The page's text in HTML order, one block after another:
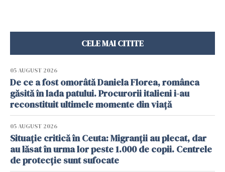
CELE MAI CITITE
05 AUGUST 2026
De ce a fost omorâtă Daniela Florea, românca
găsită în lada patului. Procurorii italieni i-au
reconstituit ultimele momente din viață
05 AUGUST 2026
Situație critică în Ceuta: Migranții au plecat, dar
au lăsat în urma lor peste 1.000 de copii. Centrele
de protecție sunt sufocate